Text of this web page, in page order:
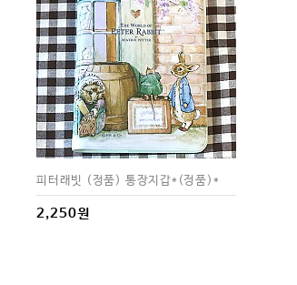
피터래빗 (정품) 통장지갑*(정품)*
2,250원